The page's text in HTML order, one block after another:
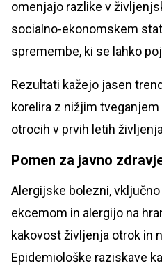
omenjajo razlike v
socialno-ekonomskem
spremembe, ki se lahko
Rezultati kažejo jasen
korelira z nižjim
otrocih v prvih letih
Pomen za javno
Alergijske bolezni,
ekcemom in alergijo na
kakovost življenja otrok in
Epidemiološke raziskave